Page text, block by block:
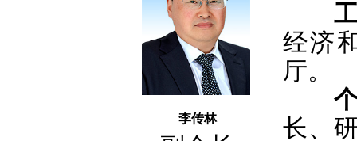
李传林
经济
厅。
长、